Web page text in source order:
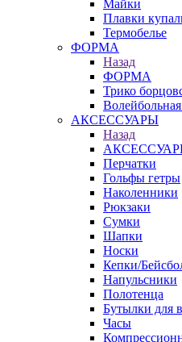
Майки
Плавки
Термобелье
ФОРМА
Назад
ФОРМА
Трико
АКСЕССУАРЫ
Назад
Перчатки
Гольфы гетры
Наколенники
Рюкзаки
Сумки
Шапки
Носки
Кепки/
Напульсники
Полотенца
Бутылки для
Часы